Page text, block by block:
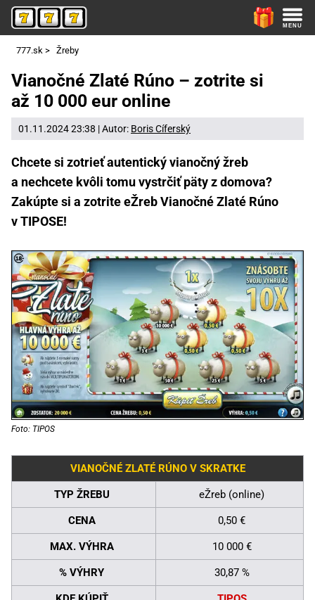
777.sk > Žreby
Vianočné Zlaté Rúno – zotrite si
až 10 000 eur online
01.11.2024 23:38 | Autor: Boris Cíferský
Chcete si zotrieť autentický vianočný žreb
a nechcete kvôli tomu vystrčiť päty z domova?
Zakúpte si a zotrite eŽreb Vianočné Zlaté Rúno
v TIPOSE!
Foto: TIPOS
VIANOČNÉ ZLATÉ RÚNO V SKRATKE
TYP ŽREBU eŽreb (online)
CENA 0,50 €
MAX. VÝHRA 10 000 €
% VÝHRY 30,87 %